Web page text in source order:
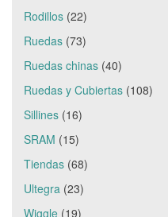
Rodillos (22)
Ruedas (73)
Ruedas chinas (40)
Ruedas y Cubiertas (108)
Sillines (16)
SRAM (15)
Tiendas (68)
Ultegra (23)
Wiggle (19)